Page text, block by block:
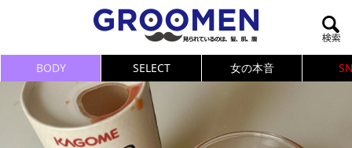
BODY SELECT 女の本音